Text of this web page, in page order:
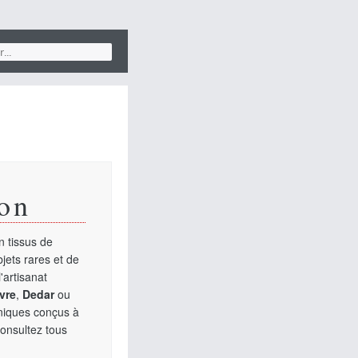
tissus de
rares et de
, Dedarou
conçus à
tous